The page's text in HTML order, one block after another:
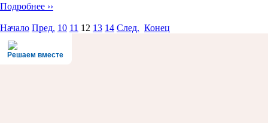
Подробнее ››
Начало Пред. 10 11 12 13 14 След. Конец
Решаем вместе